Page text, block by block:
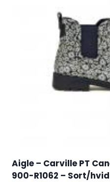
Aigle – Carville PT
900-R1062 – Sort/